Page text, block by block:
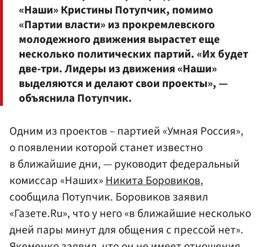
«Наши» Кристины Потупчик, помимо
«Партии власти» из прокремлевского
молодежного движения вырастет еще
несколько политических партий. «Их будет
две-три. Лидеры из движения «Наши»
выделяются и делают свои проекты», —
объяснила Потупчик.
Одним из проектов – партией «Умная Россия»,
о появлении которой станет известно
в ближайшие дни, — руководит федеральный
комиссар «Наших»Никита Боровиков,
сообщила Потупчик. Боровиков заявил
«Газете.Ru», что у него «в ближайшие несколько
дней пары минут для общения с прессой нет».